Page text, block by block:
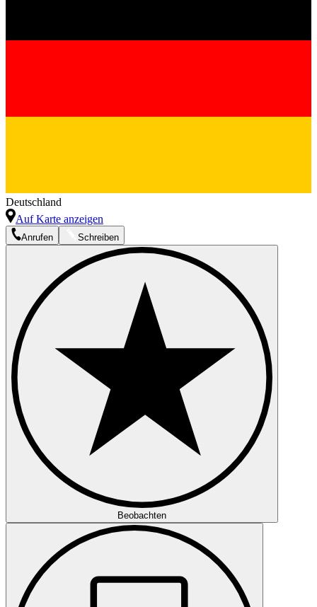
Deutschland
Auf Karte anzeigen
Anrufen Schreiben
Beobachten